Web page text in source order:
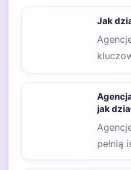
Jak
ijak
pełnią
pracy,